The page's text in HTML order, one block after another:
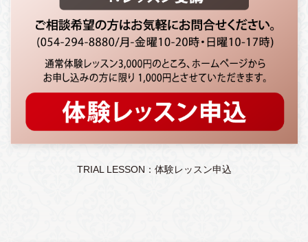
TRIAL LESSON：体験レッスン申込